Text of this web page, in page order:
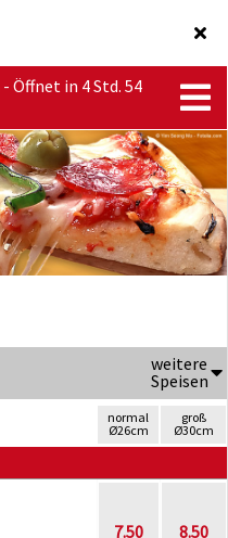
Öffnet in 4 Std. 54
weitere
Speisen
normal
Ø26cm
groß
Ø30cm
7.50 8.50